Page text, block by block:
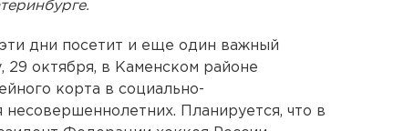
эти дни посетит и еще один важный
29 октября, в Каменском районе
корта в социально-
Планируется, что в